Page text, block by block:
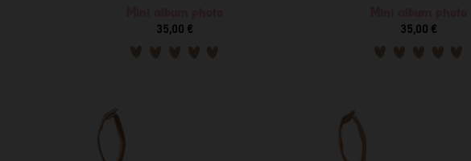
35,00 € 35,00 €